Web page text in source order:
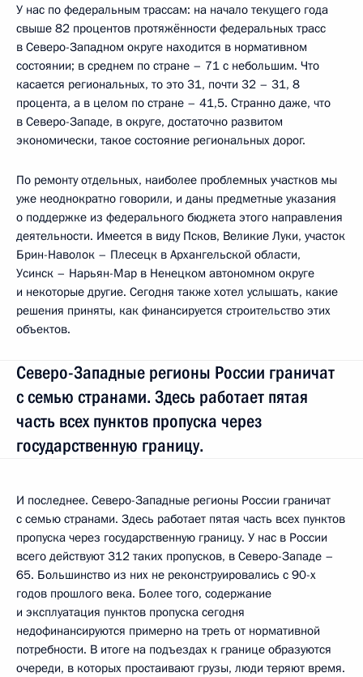
У нас по федеральным трассам: на начало текущего года
свыше 82 процентов протяжённости федеральных трасс
в Северо-Западном округе находится в нормативном
состоянии; в среднем по стране – 71 с небольшим. Что
касается региональных, то это 31, почти 32 – 31, 8
процента, а в целом по стране – 41,5. Странно даже, что
в Северо-Западе, в округе, достаточно развитом
экономически, такое состояние региональных дорог.
По ремонту отдельных, наиболее проблемных участков мы
уже неоднократно говорили, и даны предметные указания
о поддержке из федерального бюджета этого направления
деятельности. Имеется в виду Псков, Великие Луки, участок
Брин-Наволок – Плесецк в Архангельской области,
Усинск – Нарьян-Мар в Ненецком автономном округе
и некоторые другие. Сегодня также хотел услышать, какие
решения приняты, как финансируется строительство этих
объектов.
Северо-Западные регионы России граничат
с семью странами. Здесь работает пятая
часть всех пунктов пропуска через
государственную границу.
И последнее. Северо-Западные регионы России граничат
с семью странами. Здесь работает пятая часть всех пунктов
пропуска через государственную границу. У нас в России
всего действуют 312 таких пропусков, в Северо-Западе –
65. Большинство из них не реконструировались с 90-х
годов прошлого века. Более того, содержание
и эксплуатация пунктов пропуска сегодня
недофинансируются примерно на треть от нормативной
потребности. В итоге на подъездах к границе образуются
очереди, в которых простаивают грузы, люди теряют время.